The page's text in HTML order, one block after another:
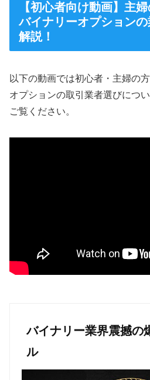
【初心者向け動画】主
バイナリーオプション
解説！
以下の動画では初心者・主婦の
オプションの取引業者選びにつ
ご覧ください。
バイナリー業界震撼の
ル